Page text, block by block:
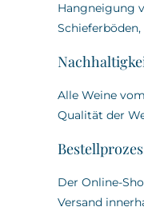
Hangneigung
Alle Weine
Qualität der
Der Online-
Versand